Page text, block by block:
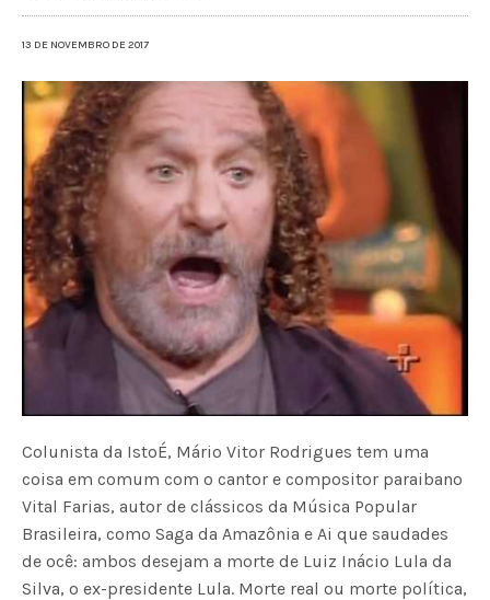
13 DE NOVEMBRO DE 2017
Colunista da IstoÉ, Mário Vitor Rodrigues tem uma
coisa em comum com o cantor e compositor paraibano
Vital Farias, autor de clássicos da Música Popular
Brasileira, como Saga da Amazônia e Ai que saudades
de ocê: ambos desejam a morte de Luiz Inácio Lula da
Silva, o ex-presidente Lula. Morte real ou morte política,